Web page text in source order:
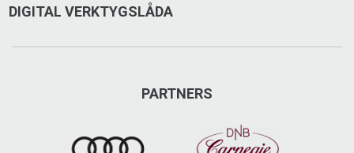
DIGITAL VERKTYGSLÅDA
PARTNERS